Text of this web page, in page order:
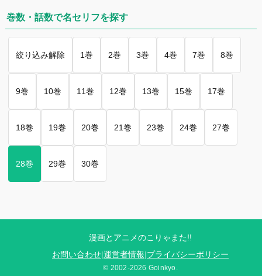
巻数・話数で名セリフを探す
絞り込み解除 1巻 2巻 3巻 4巻 7巻 8巻
9巻 10巻 11巻 12巻 13巻 15巻 17巻
18巻 19巻 20巻 21巻 23巻 24巻 27巻
28巻 29巻 30巻
漫画とアニメのこりゃまた!!
お問い合わせ|運営者情報|プライバシーポリシー
© 2002-2026 Goinkyo.